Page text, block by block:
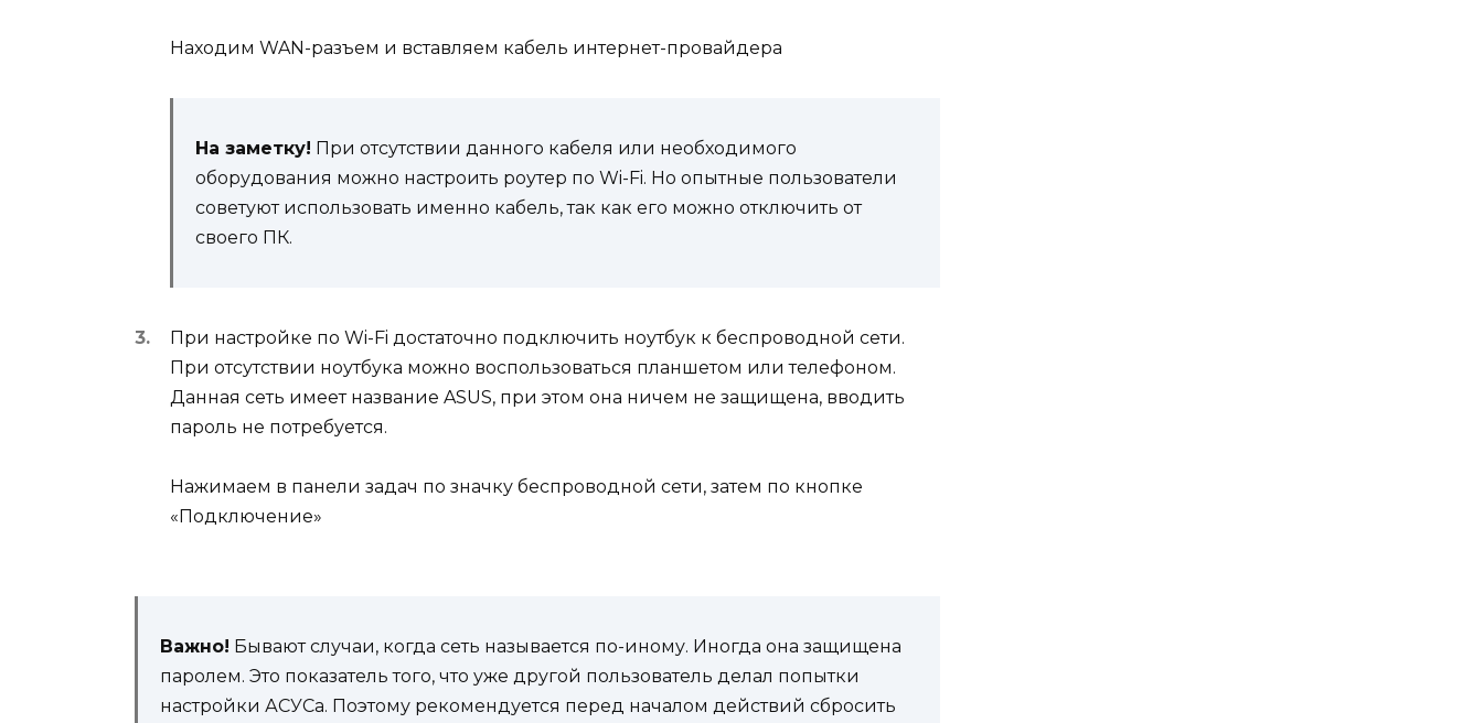
Находим WAN-разъем и вставляем кабель интернет-провайдера
На заметку! При отсутствии данного кабеля или необходимого
оборудования можно настроить роутер по Wi-Fi. Но опытные пользователи
советуют использовать именно кабель, так как его можно отключить от
своего ПК.
При настройке по Wi-Fi достаточно подключить ноутбук к беспроводной сети.
При отсутствии ноутбука можно воспользоваться планшетом или телефоном.
Данная сеть имеет название ASUS, при этом она ничем не защищена, вводить
пароль не потребуется.
Нажимаем в панели задач по значку беспроводной сети, затем по кнопке
«Подключение»
Важно! Бывают случаи, когда сеть называется по-иному. Иногда она защищена
паролем. Это показатель того, что уже другой пользователь делал попытки
настройки АСУСа. Поэтому рекомендуется перед началом действий сбросить